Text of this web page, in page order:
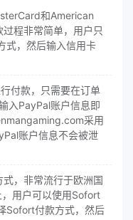
和American
程非常简单，用户只
式，然后输入信用卡
付款，只需要在订单
入PayPal账户信息即
采用
账户信息不会被泄
，非常流行于欧洲国
用户可以使用Sofort
Sofort付款方式，然后